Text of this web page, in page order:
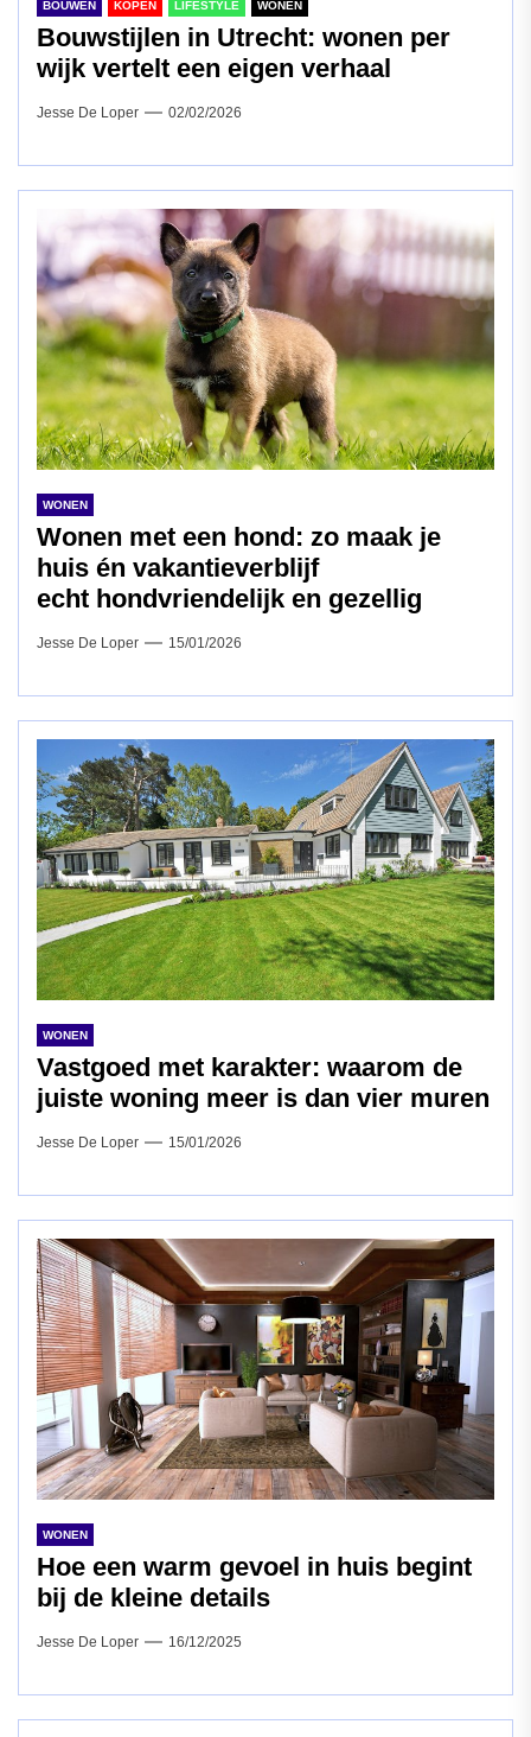
BOUWEN KOPEN LIFESTYLE WONEN
Bouwstijlen in Utrecht: wonen per
wijk vertelt een eigen verhaal
Jesse De Loper 02/02/2026
WONEN
Wonen met een hond: zo maak je
huis én vakantieverblijf
echt hondvriendelijk en gezellig
Jesse De Loper 15/01/2026
WONEN
Vastgoed met karakter: waarom de
juiste woning meer is dan vier muren
Jesse De Loper 15/01/2026
WONEN
Hoe een warm gevoel in huis begint
bij de kleine details
Jesse De Loper 16/12/2025